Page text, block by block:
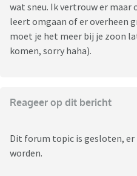
wat sneu. Ik vertrouw er maar
leert omgaan of er overheen
moet je het meer bij je zoon
komen, sorry haha).
Reageer op dit bericht
Dit forum topic is gesloten, er
worden.